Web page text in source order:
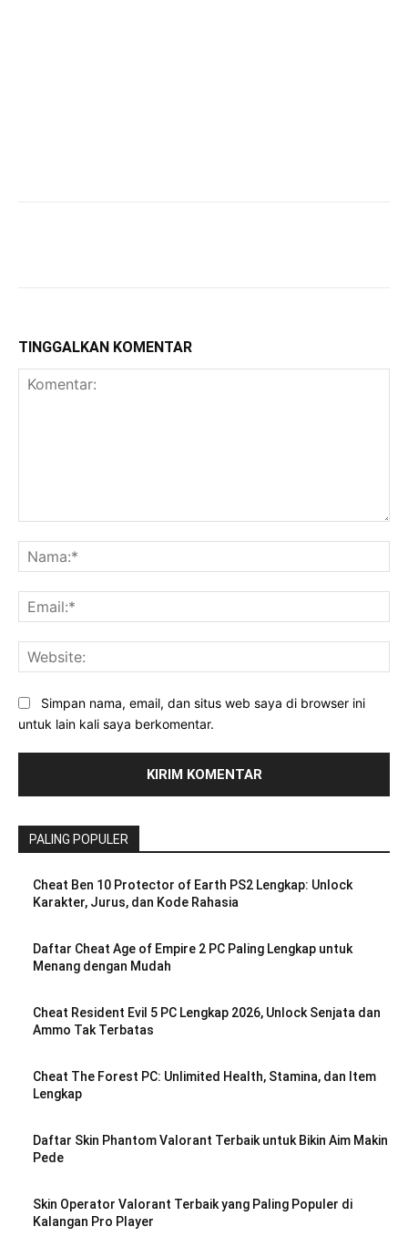
TINGGALKAN KOMENTAR
Simpan nama, email, dan situs web saya di browser ini
untuk lain kali saya berkomentar.
PALING POPULER
Cheat Ben 10 Protector of Earth PS2 Lengkap: Unlock
Karakter, Jurus, dan Kode Rahasia
Daftar Cheat Age of Empire 2 PC Paling Lengkap untuk
Menang dengan Mudah
Cheat Resident Evil 5 PC Lengkap 2026, Unlock Senjata dan
Ammo Tak Terbatas
Cheat The Forest PC: Unlimited Health, Stamina, dan Item
Lengkap
Daftar Skin Phantom Valorant Terbaik untuk Bikin Aim Makin
Pede
Skin Operator Valorant Terbaik yang Paling Populer di
Kalangan Pro Player